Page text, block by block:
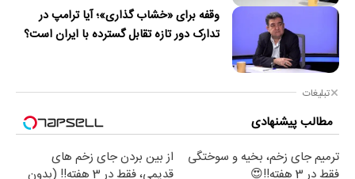
وقفه برای «خشاب گذاری»؛ آیا ترامپ در
تدارک دور تازه تقابل گسترده با ایران است؟
تبلیغات
مطالب پیشنهادی
ترمیم جای زخم، بخیه و سوختگی
فقط در 3 هفته!!😍
از بین بردن جای زخم های
قدیمی، فقط در 3 هفته!! (بدون